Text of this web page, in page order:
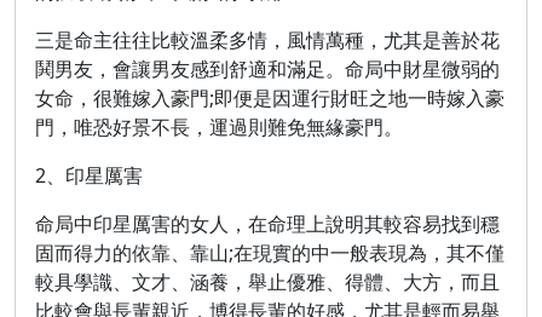
三是命主往往比較溫柔多情，風情萬種，尤其是善於花
鬨男友，會讓男友感到舒適和滿足。命局中財星微弱的
女命，很難嫁入豪門;即便是因運行財旺之地一時嫁入豪
門，唯恐好景不長，運過則難免無緣豪門。
2、印星厲害
命局中印星厲害的女人，在命理上說明其較容易找到穩
固而得力的依靠、靠山;在現實的中一般表現為，其不僅
較具學識、文才、涵養，舉止優雅、得體、大方，而且
比較會與長輩親近，博得長輩的好感，尤其是輕而易舉